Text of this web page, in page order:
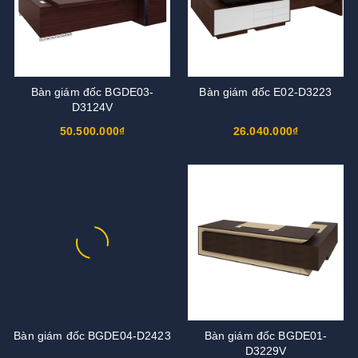
Bàn giám đốc BGDE03-
D3124V
50.500.000₫
Bàn giám đốc E02-D3223
26.040.000₫
Bàn giám đốc BGDE04-D2423
Bàn giám đốc BGDE01-
D3229V